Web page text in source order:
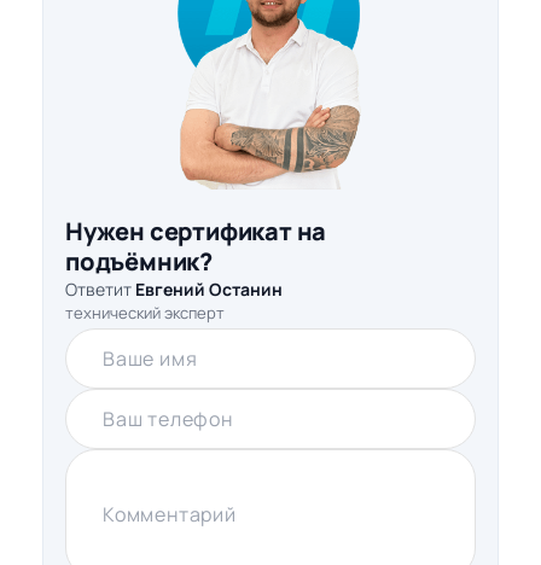
Нужен сертификат на
подъёмник?
Ответит Евгений Останин
технический эксперт
Ваше имя
Ваш телефон
Комментарий